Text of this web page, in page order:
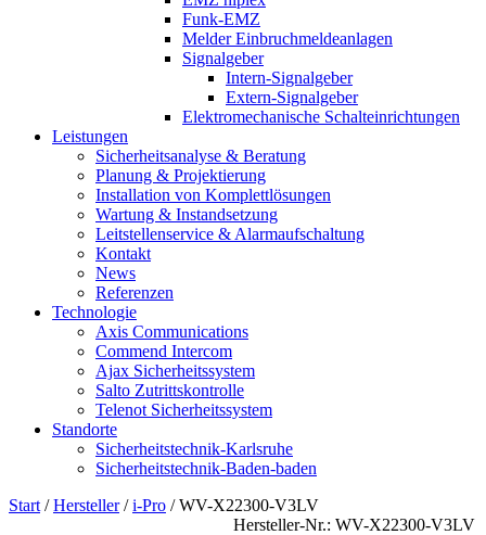
Funk-EMZ
Melder Einbruchmeldeanlagen
Signalgeber
Intern-Signalgeber
Extern-Signalgeber
Elektromechanische Schalteinrichtungen
Leistungen
Sicherheitsanalyse & Beratung
Planung & Projektierung​
Installation von Komplettlösungen
Wartung & Instandsetzung
Leitstellenservice & Alarmaufschaltung
Kontakt
News
Referenzen
Technologie
Axis Communications
Commend Intercom
Ajax Sicherheitssystem​
Salto Zutrittskontrolle
Telenot Sicherheitssystem
Standorte
Sicherheitstechnik-Karlsruhe
Sicherheitstechnik-Baden-baden
Start /Hersteller/i-Pro / WV-X22300-V3LV
Hersteller-Nr.: WV-X22300-V3LV